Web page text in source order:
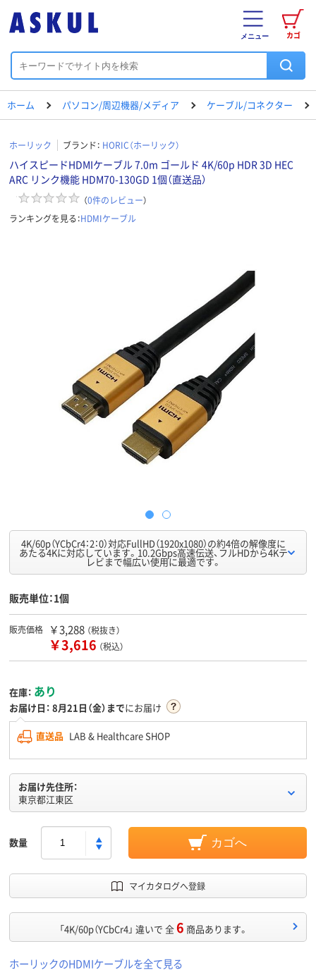
カゴ
メニュー
ホーム パソコン/周辺機器/メディア ケーブル/コネクター
ホーリック ブランド： HORIC（ホーリック）
ハイスピードHDMIケーブル 7.0m ゴールド 4K/60p HDR 3D HEC
ARC リンク機能 HDM70-130GD 1個（直送品）
（0件のレビュー）
ランキングを見る：HDMIケーブル
4K/60p（YCbCr4：2：0）対応FullHD（1920x1080）の約4倍の解像度に
あたる4Kに対応しています。10.2Gbps高速伝送、フルHDから4Kテ
レビまで幅広い使用に最適です。
販売単位：1個
販売価格 ￥3,288 （税抜き）
￥3,616 （税込）
在庫： あり
お届け日： 8月21日（金）までにお届け
直送品 LAB & Healthcare SHOP
お届け先住所：
東京都江東区
数量 カゴへ
マイカタログへ登録
「4K/60p（YCbCr4」 違いで 全6 商品あります。
ホーリックのHDMIケーブルを全て見る